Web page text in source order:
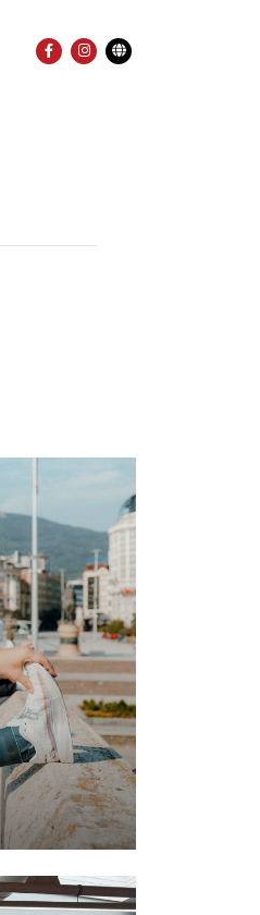
FACEBOOK
INSTAGRAM
Übersetzung